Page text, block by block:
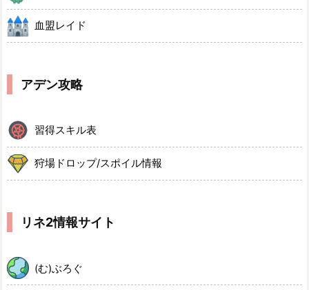
血盟レイド
アデン攻略
習得スキル表
狩場ドロップ/スポイル情報
リネ2情報サイト
(む)ぶろぐ